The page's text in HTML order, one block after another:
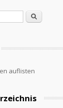
Suche
auflisten